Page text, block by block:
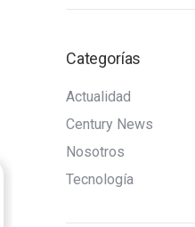
Categorías
Actualidad
Century News
Nosotros
Tecnología